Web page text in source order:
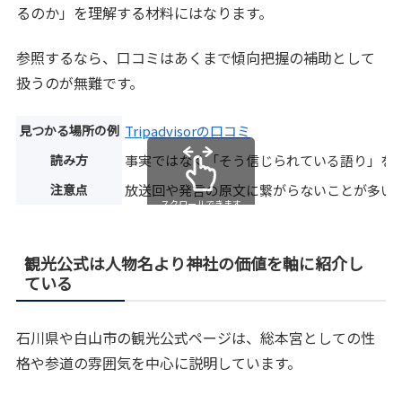
るのか」を理解する材料にはなります。
参照するなら、口コミはあくまで傾向把握の補助として
扱うのが無難です。
見つかる場所の例 Tripadvisorの口コミ
読み方 事実ではなく「そう信じられている語り」を
注意点 放送回や発言の原文に繋がらないことが多い
スクロールできます
観光公式は人物名より神社の価値を軸に紹介し
ている
石川県や白山市の観光公式ページは、総本宮としての性
格や参道の雰囲気を中心に説明しています。